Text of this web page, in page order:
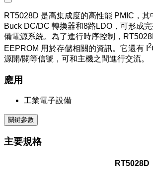
RT5028D 是高集成度的高性能 PMIC，其
Buck DC/DC 轉換器和8路LDO，可形成
備電源系統。為了進行時序控制，
EEPROM 用於存儲相關的資訊。它還有 I 2
源開/關等信號，可和主機之間進行交流。
應用
工業電子設備
關鍵參數
主要規格
RT5028D